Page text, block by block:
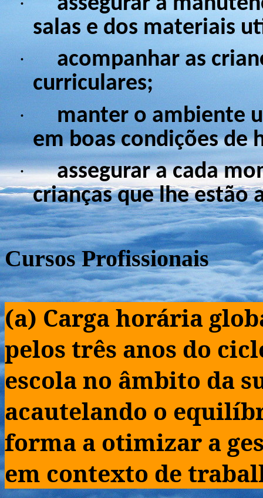
salas e dos materiais
·
acompanhar as
curriculares;
·
manter o ambiente
em boas condições de
·
assegurar a cada
crianças que lhe estão
Cursos Profissionais
(a) Carga horária
pelos três anos do
escola no âmbito da
acautelando o
forma a otimizar a
em contexto de